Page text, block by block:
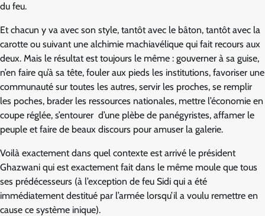
du feu.
Et chacun y va avec son style, tantôt avec le bâton, tantôt avec la
carotte ou suivant une alchimie machiavélique qui fait recours aux
deux. Mais le résultat est toujours le même : gouverner à sa guise,
n’en faire qu’à sa tête, fouler aux pieds les institutions, favoriser une
communauté sur toutes les autres, servir les proches, se remplir
les poches, brader les ressources nationales, mettre l’économie en
coupe réglée, s’entourer d’une plèbe de panégyristes, affamer le
peuple et faire de beaux discours pour amuser la galerie.
Voilà exactement dans quel contexte est arrivé le président
Ghazwani qui est exactement fait dans le même moule que tous
ses prédécesseurs (à l’exception de feu Sidi qui a été
immédiatement destitué par l’armée lorsqu’il a voulu remettre en
cause ce système inique).